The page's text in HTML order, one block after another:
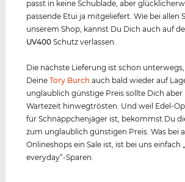
passt in keine Schublade, aber
passende Etui ja mitgeliefert. Wie bei allen
unserem Shop, kannst Du Dich auch auf
UV400 Schutz verlassen.
Die nächste Lieferung ist schon
DeineTory Burch auch bald wieder auf
unglaublich günstige Preis sollte Dich aber
Wartezeit hinwegtrösten. Und weil Edel-
für Schnäppchenjäger ist, bekommst Du
zum unglaublich günstigen Preis. Was bei
Onlineshops ein Sale ist, ist bei uns einfach
everyday“-Sparen.